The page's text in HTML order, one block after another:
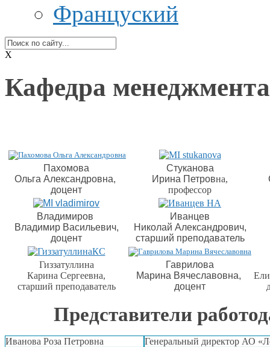
Француский
X
Кафедра
Пахомова
Ольга Александровна,
доцент
Стуканова
Ирина Петровна,
профессор
Владимиров
Владимир Васильевич,
доцент
Иванцев
Николай Александрович,
старший преподаватель
Гиззатуллина
Карина Сергеевна,
старший преподаватель
Гаврилова
Марина Вячеславовна,
доцент
Представители
Иванова Роза Петровна
Генеральный директор АО